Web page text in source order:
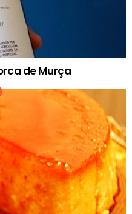
de Murça